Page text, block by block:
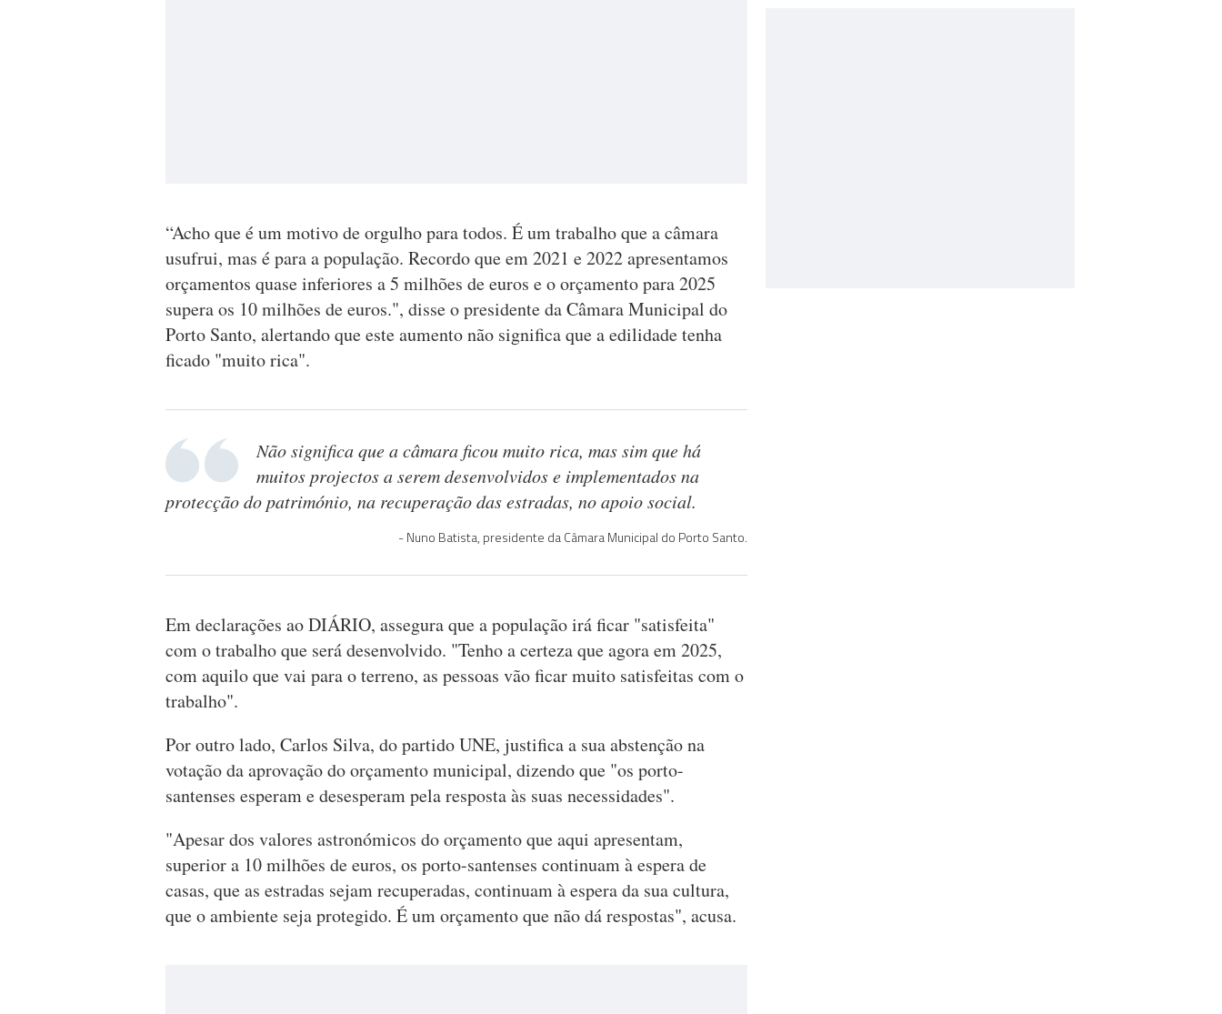
“Acho que é um motivo de orgulho para todos. É um trabalho que a câmara
usufrui, mas é para a população. Recordo que em 2021 e 2022 apresentamos
orçamentos quase inferiores a 5 milhões de euros e o orçamento para 2025
supera os 10 milhões de euros.", disse o presidente da Câmara Municipal do
Porto Santo, alertando que este aumento não significa que a edilidade tenha
ficado "muito rica".
Não significa que a câmara ficou muito rica, mas sim que há
muitos projectos a serem desenvolvidos e implementados na
protecção do património, na recuperação das estradas, no apoio social.
Nuno Batista, presidente da Câmara Municipal do Porto Santo.
Em declarações ao DIÁRIO, assegura que a população irá ficar "satisfeita"
com o trabalho que será desenvolvido. "Tenho a certeza que agora em 2025,
com aquilo que vai para o terreno, as pessoas vão ficar muito satisfeitas com o
trabalho".
Por outro lado, Carlos Silva, do partido UNE, justifica a sua abstenção na
votação da aprovação do orçamento municipal, dizendo que "os porto-
santenses esperam e desesperam pela resposta às suas necessidades".
"Apesar dos valores astronómicos do orçamento que aqui apresentam,
superior a 10 milhões de euros, os porto-santenses continuam à espera de
casas, que as estradas sejam recuperadas, continuam à espera da sua cultura,
que o ambiente seja protegido. É um orçamento que não dá respostas", acusa.